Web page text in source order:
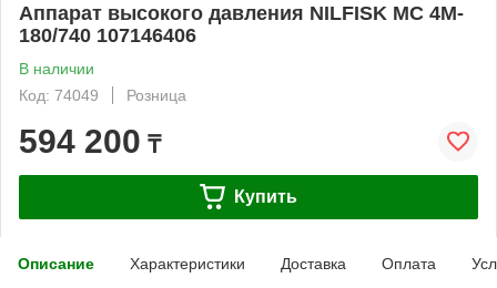
Аппарат высокого давления NILFISK MC 4M-
180/740 107146406
В наличии
Код: 74049
Розница
594 200 ₸
Купить
Описание Характеристики Доставка Оплата